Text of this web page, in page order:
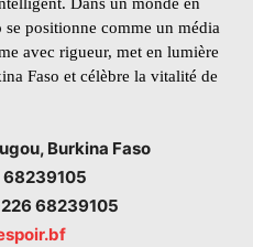
Dans un monde en
positionne comme un média
avec rigueur, met en lumière
Faso et célèbre la vitalité de
Burkina Faso
68239105
68239105